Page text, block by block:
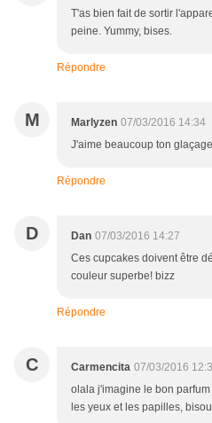
T'as bien fait de sortir
peine. Yummy, bises.
Répondre
M Marlyzen 07/03/2016 14:34
J'aime beaucoup ton
Répondre
D Dan 07/03/2016 14:27
Ces cupcakes doivent être
couleur superbe! bizz
Répondre
C Carmencita 07/03/2016
olala j'imagine le bon
les yeux et les papilles,